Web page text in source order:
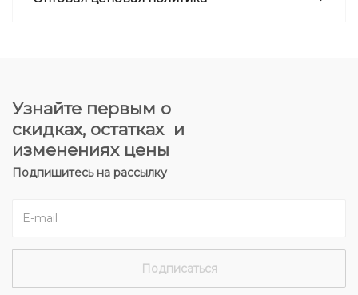
Узнайте первым о
скидках, остатках и
изменениях цены
Подпишитесь на рассылку